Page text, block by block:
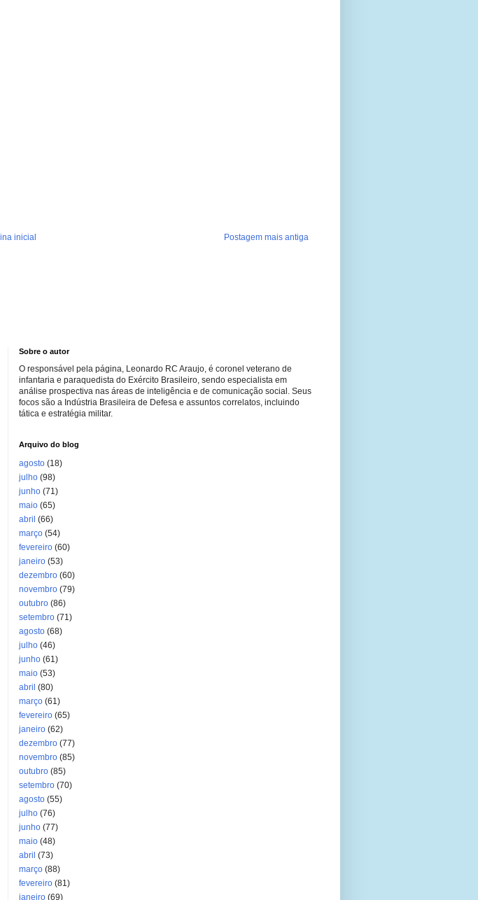
Postagem mais antiga
inicial
Sobre o autor
O responsável pela página, Leonardo RC Araujo, é coronel veterano de
infantaria e paraquedista do Exército Brasileiro, sendo especialista em
análise prospectiva nas áreas de inteligência e de comunicação social. Seus
focos são a Indústria Brasileira de Defesa e assuntos correlatos, incluindo
tática e estratégia militar.
Arquivo do blog
agosto (18)
julho (98)
junho (71)
maio (65)
abril (66)
março (54)
fevereiro (60)
janeiro (53)
dezembro (60)
novembro (79)
outubro (86)
setembro (71)
agosto (68)
julho (46)
junho (61)
maio (53)
abril (80)
março (61)
fevereiro (65)
janeiro (62)
dezembro (77)
novembro (85)
outubro (85)
setembro (70)
agosto (55)
julho (76)
junho (77)
maio (48)
abril (73)
março (88)
fevereiro (81)
janeiro (69)